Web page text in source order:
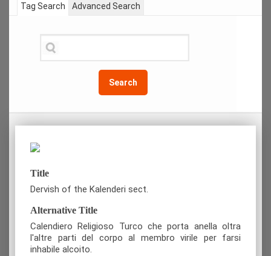
Tag Search
Search
Advanced Search
Title
Dervish of the Kalenderi sect.
Alternative Title
Calendiero Religioso Turco che porta anella oltra
l'altre parti del corpo al membro virile per farsi
inhabile alcoito.